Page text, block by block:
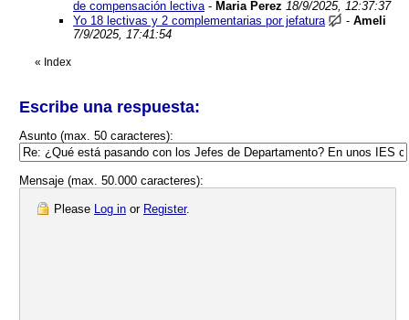
de compensación lectiva- Maria Perez 18/9/2025, 12:37:37
Yo 18 lectivas y 2 complementarias por jefatura
- Ameli
7/9/2025, 17:41:54
« Index
Escribe una respuesta:
Asunto (max. 50 caracteres):
Mensaje (max. 50.000 caracteres):
Please Log in or Register.